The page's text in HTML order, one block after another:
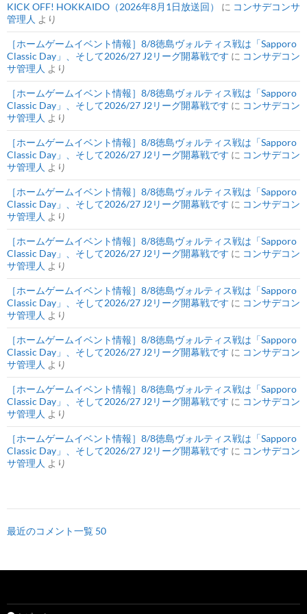
KICK OFF! HOKKAIDO（2026年8月1日放送回） に コンサデコンサ
管理人 より
［ホームゲームイベント情報］8/8徳島ヴォルティス戦は「Sapporo
Classic Day」、そして2026/27 J2リーグ開幕戦です に コンサデコン
サ管理人 より
［ホームゲームイベント情報］8/8徳島ヴォルティス戦は「Sapporo
Classic Day」、そして2026/27 J2リーグ開幕戦です に コンサデコン
サ管理人 より
［ホームゲームイベント情報］8/8徳島ヴォルティス戦は「Sapporo
Classic Day」、そして2026/27 J2リーグ開幕戦です に コンサデコン
サ管理人 より
［ホームゲームイベント情報］8/8徳島ヴォルティス戦は「Sapporo
Classic Day」、そして2026/27 J2リーグ開幕戦です に コンサデコン
サ管理人 より
［ホームゲームイベント情報］8/8徳島ヴォルティス戦は「Sapporo
Classic Day」、そして2026/27 J2リーグ開幕戦です に コンサデコン
サ管理人 より
［ホームゲームイベント情報］8/8徳島ヴォルティス戦は「Sapporo
Classic Day」、そして2026/27 J2リーグ開幕戦です に コンサデコン
サ管理人 より
［ホームゲームイベント情報］8/8徳島ヴォルティス戦は「Sapporo
Classic Day」、そして2026/27 J2リーグ開幕戦です に コンサデコン
サ管理人 より
［ホームゲームイベント情報］8/8徳島ヴォルティス戦は「Sapporo
Classic Day」、そして2026/27 J2リーグ開幕戦です に コンサデコン
サ管理人 より
［ホームゲームイベント情報］8/8徳島ヴォルティス戦は「Sapporo
Classic Day」、そして2026/27 J2リーグ開幕戦です に コンサデコン
サ管理人 より
最近のコメント一覧 50